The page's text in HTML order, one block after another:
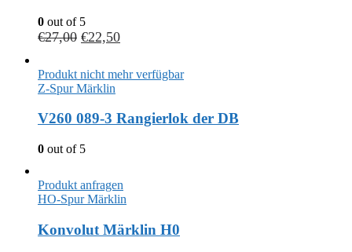
0 out of 5
€27,00 €22,50
Produkt nicht mehr verfügbar
Z-Spur Märklin
V260 089-3 Rangierlok der DB
0 out of 5
Produkt anfragen
HO-Spur Märklin
Konvolut Märklin H0